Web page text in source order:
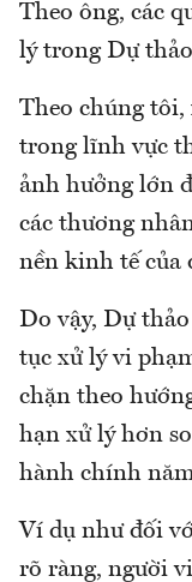
Theo ông, các
lý trong Dự
Theo chúng
trong lĩnh vực
ảnh hưởng lớn
các thương
nền kinh tế của
Do vậy, Dự
tục xử lý vi
chặn theo
hạn xử lý hơn
hành chính
Ví dụ như đối
rõ ràng, người